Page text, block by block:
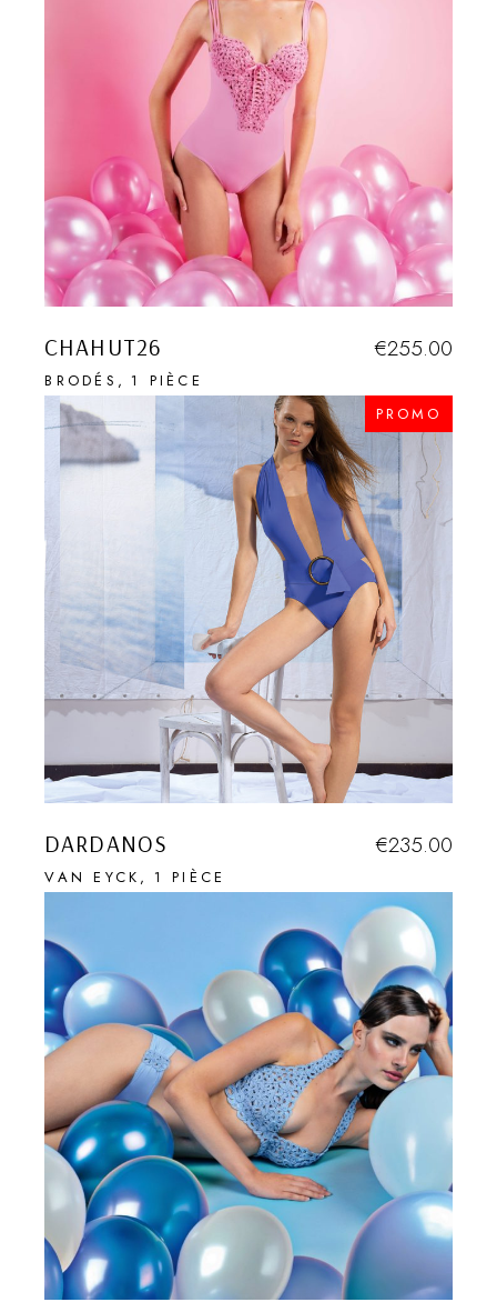
CHAHUT26
BRODÉS 1 PIÈCE
€255.00
PROMO
DARDANOS
VAN EYCK 1 PIÈCE
€235.00